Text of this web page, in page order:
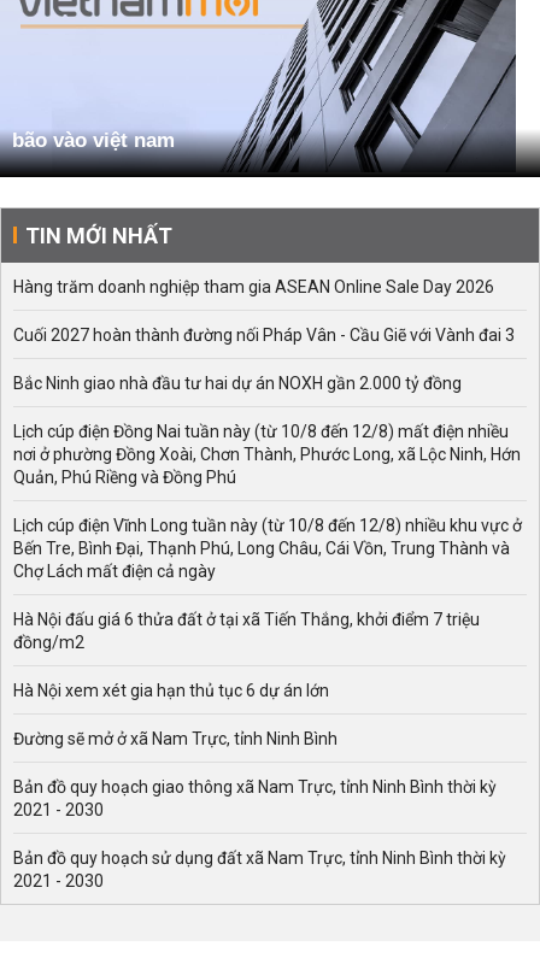
bão vào việt nam
TIN MỚI NHẤT
Hàng trăm doanh nghiệp tham gia ASEAN Online Sale Day 2026
Cuối 2027 hoàn thành đường nối Pháp Vân - Cầu Giẽ với Vành đai 3
Bắc Ninh giao nhà đầu tư hai dự án NOXH gần 2.000 tỷ đồng
Lịch cúp điện Đồng Nai tuần này (từ 10/8 đến 12/8) mất điện nhiều
nơi ở phường Đồng Xoài, Chơn Thành, Phước Long, xã Lộc Ninh, Hớn
Quản, Phú Riềng và Đồng Phú
Lịch cúp điện Vĩnh Long tuần này (từ 10/8 đến 12/8) nhiều khu vực ở
Bến Tre, Bình Đại, Thạnh Phú, Long Châu, Cái Vồn, Trung Thành và
Chợ Lách mất điện cả ngày
Hà Nội đấu giá 6 thửa đất ở tại xã Tiến Thắng, khởi điểm 7 triệu
đồng/m2
Hà Nội xem xét gia hạn thủ tục 6 dự án lớn
Đường sẽ mở ở xã Nam Trực, tỉnh Ninh Bình
Bản đồ quy hoạch giao thông xã Nam Trực, tỉnh Ninh Bình thời kỳ
2021 - 2030
Bản đồ quy hoạch sử dụng đất xã Nam Trực, tỉnh Ninh Bình thời kỳ
2021 - 2030